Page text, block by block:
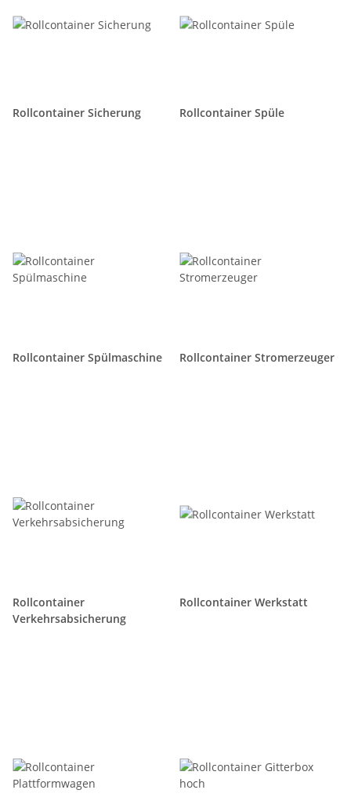
Rollcontainer Sicherung Rollcontainer Spüle
Rollcontainer Spülmaschine Rollcontainer Stromerzeuger
Rollcontainer
Verkehrsabsicherung
Rollcontainer Werkstatt